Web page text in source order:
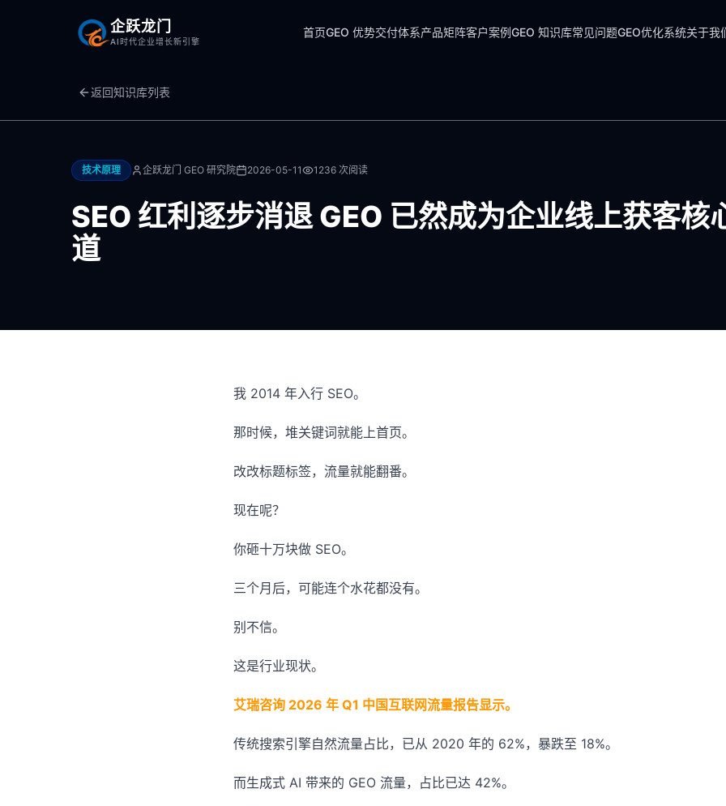
企跃龙门
AI时代企业增长新引擎
首页GEO 优势交付体系产品矩阵客户案例GEO 知识库常见问题GEO优化系统关于我
返回知识库列表
技术原理 企跃龙门 GEO 研究院 2026-05-11 1236 次阅读
SEO 红利逐步消退 GEO 已然成为企业线上获客核
道
我 2014 年入行 SEO。
那时候，堆关键词就能上首页。
改改标题标签，流量就能翻番。
现在呢？
你砸十万块做 SEO。
三个月后，可能连个水花都没有。
别不信。
这是行业现状。
艾瑞咨询 2026 年 Q1 中国互联网流量报告显示。
传统搜索引擎自然流量占比，已从 2020 年的 62%，暴跌至 18%。
而生成式 AI 带来的 GEO 流量，占比已达 42%。